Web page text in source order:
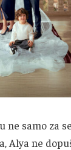
ne samo za
Alya ne